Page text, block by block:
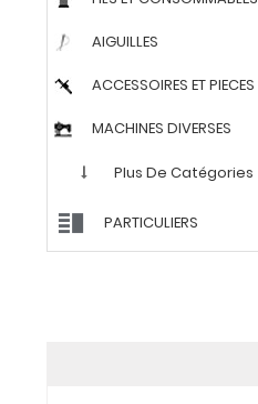
AIGUILLES
ACCESSOIRES ET PIECES
MACHINES DIVERSES
Plus De Catégories
PARTICULIERS